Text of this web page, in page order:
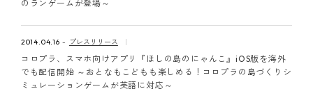
のランゲームが登場～
2014.04.16 プレスリリース
コロプラ、スマホ向けアプリ『ほしの島のにゃんこ』iOS版を海外
でも配信開始 ～おとなもこどもも楽しめる！コロプラの島づくりシ
ミュレーションゲームが英語に対応～